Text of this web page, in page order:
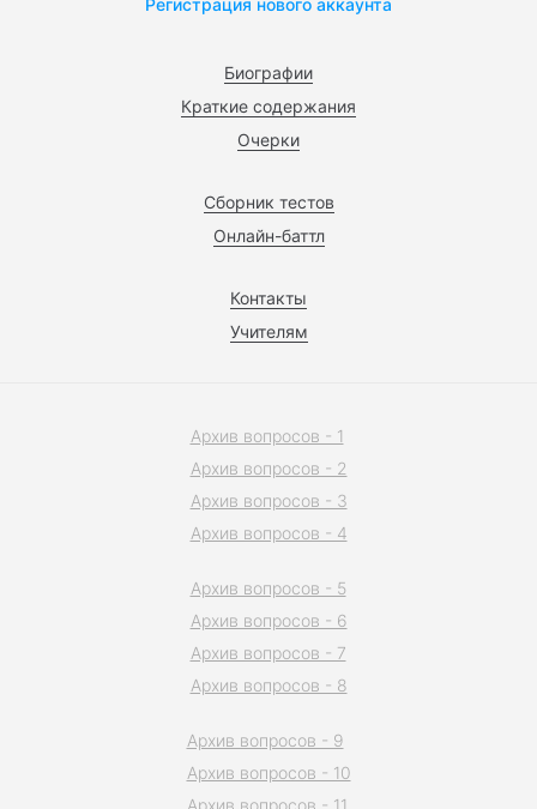
Биографии
Краткие содержания
Очерки
Сборник тестов
Онлайн-баттл
Контакты
Учителям
Регистрация нового аккаунта
Архив вопросов - 1
Архив вопросов - 2
Архив вопросов - 3
Архив вопросов - 4
Архив вопросов - 5
Архив вопросов - 6
Архив вопросов - 7
Архив вопросов - 8
Архив вопросов - 9
Архив вопросов - 10
Архив вопросов - 11